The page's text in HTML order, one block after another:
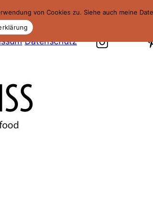
Datenschutz
von Cookies zu. Siehe auch meine